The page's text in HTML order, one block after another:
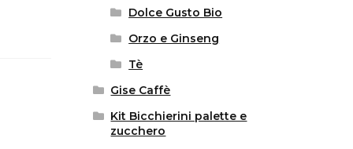
Dolce Gusto Bio
Orzo e Ginseng
Tè
Gise Caffè
Kit Bicchierini palette e
zucchero